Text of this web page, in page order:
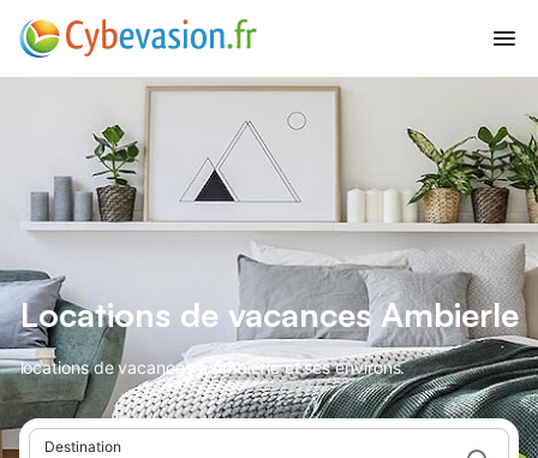
Locations de vacances Ambierle
locations de vacances à Ambierle et ses environs.
Destination